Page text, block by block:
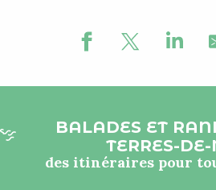
BALADES ET
TERRES-
des itinéraires pour